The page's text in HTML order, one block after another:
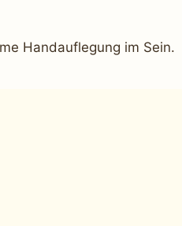
Handauflegung im Sein.